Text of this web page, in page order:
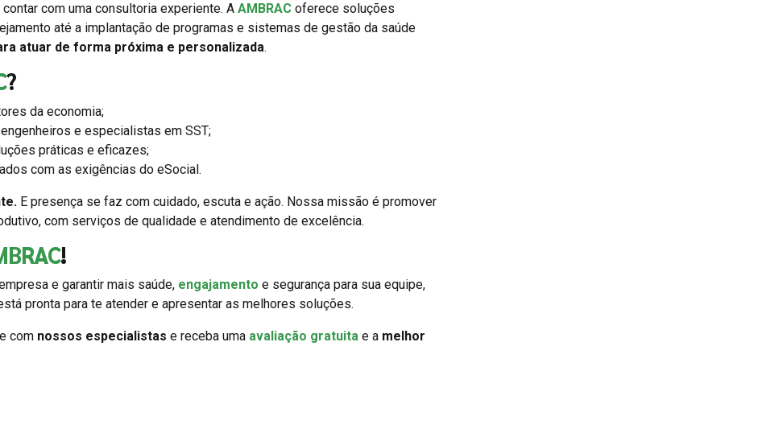
com uma consultoria experiente. A AMBRAC oferece soluções
até a implantação de programas e sistemas de gestão da saúde
atuar de forma próxima e personalizada.
?
da economia;
e especialistas em SST;
práticas e eficazes;
com as exigências do eSocial.
E presença se faz com cuidado, escuta e ação. Nossa missão é promover
com serviços de qualidade e atendimento de excelência.
!
e garantir mais saúde, engajamento e segurança para sua equipe,
pronta para te atender e apresentar as melhores soluções.
com nossos especialistas e receba uma avaliação gratuita e a melhor